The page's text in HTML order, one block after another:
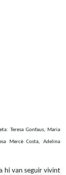
Teresa Gonfaus, Maria
Mercè Costa, Adelina
hi van seguir vivint